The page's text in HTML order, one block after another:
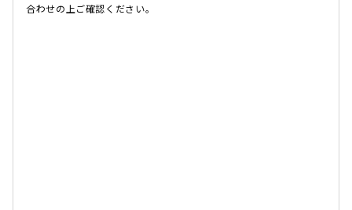
合わせの上ご確認ください。